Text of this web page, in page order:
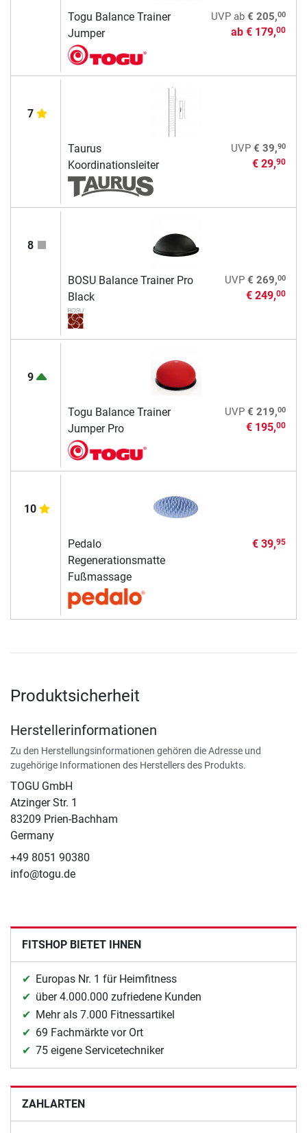
Togu Balance Trainer
Jumper
UVPab € 205,00
ab € 179,00
7
Taurus
Koordinationsleiter
UVP € 39,90
€ 29,90
8
BOSU Balance Trainer Pro
Black
UVP € 269,00
€ 249,00
9
Togu Balance Trainer
Jumper Pro
UVP € 219,00
€ 195,00
10
Pedalo
Regenerationsmatte
Fußmassage
€ 39,95
Produktsicherheit
Herstellerinformationen
Zu den Herstellungsinformationen gehören die Adresse und
zugehörige Informationen des Herstellers des Produkts.
TOGU GmbH
Atzinger Str. 1
83209 Prien-Bachham
Germany
+49 8051 90380
info@togu.de
FITSHOP BIETET IHNEN
Europas Nr. 1 für Heimfitness
über 4.000.000 zufriedene Kunden
Mehr als 7.000 Fitnessartikel
69 Fachmärkte vor Ort
75 eigene Servicetechniker
ZAHLARTEN